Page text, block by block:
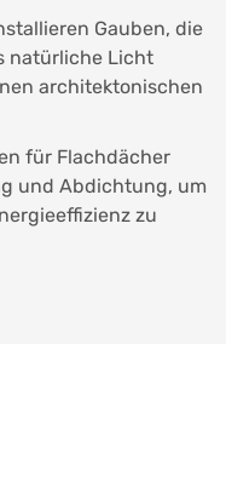
Gauben, die
natürliche Licht
architektonischen
für Flachdächer
und Abdichtung, um
zu